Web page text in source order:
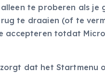
te proberen als je
te draaien (of te
accepteren totdat
dat het Startmenu